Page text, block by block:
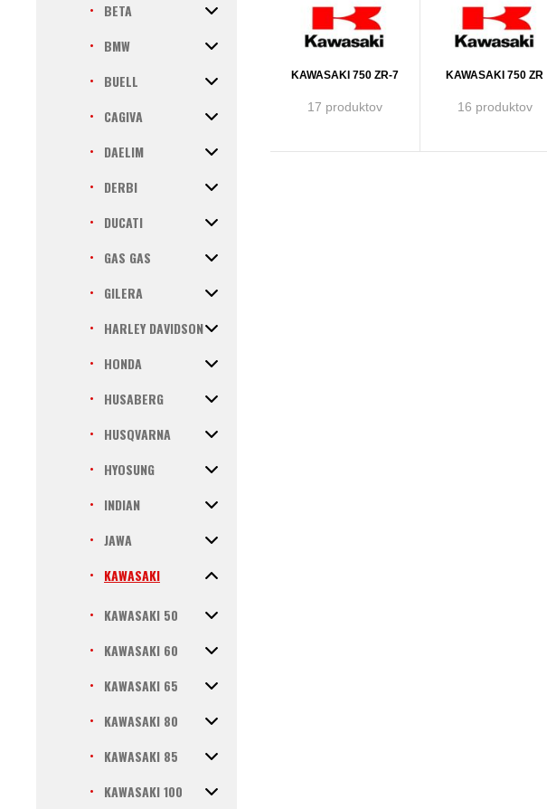
BETA
BMW
BUELL
CAGIVA
DAELIM
DERBI
DUCATI
GAS GAS
GILERA
HARLEY DAVIDSON
HONDA
HUSABERG
HUSQVARNA
HYOSUNG
INDIAN
JAWA
KAWASAKI
KAWASAKI 50
KAWASAKI 60
KAWASAKI 65
KAWASAKI 80
KAWASAKI 85
KAWASAKI 100
KAWASAKI 750 ZR-7
17 produktov
KAWASAKI 750 ZR
16 produktov